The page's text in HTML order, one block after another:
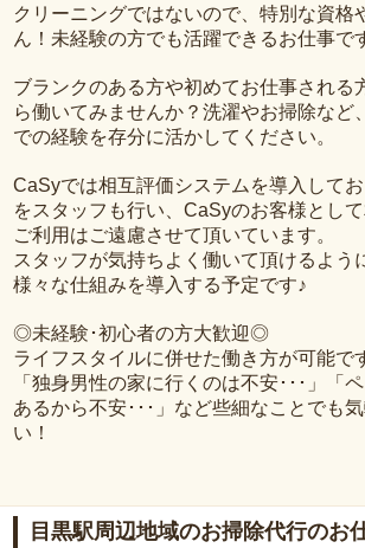
クリーニングではないので、特別な資格
ん！未経験の方でも活躍できるお仕事で
ブランクのある方や初めてお仕事される
ら働いてみませんか？洗濯やお掃除など
での経験を存分に活かしてください。
CaSyでは相互評価システムを導入して
をスタッフも行い、CaSyのお客様とし
ご利用はご遠慮させて頂いています。
スタッフが気持ちよく働いて頂けるよう
様々な仕組みを導入する予定です♪
◎未経験･初心者の方大歓迎◎
ライフスタイルに併せた働き方が可能で
「独身男性の家に行くのは不安･･･」「
あるから不安･･･」など些細なことでも
い！
目黒駅周辺地域のお掃除代行のお